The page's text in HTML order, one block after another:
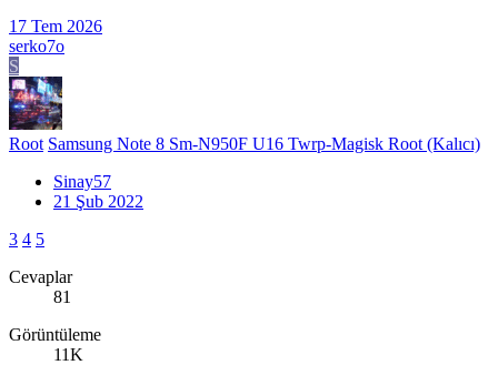
17 Tem 2026
serko7o
S
Root Samsung Note 8 Sm-N950F U16 Twrp-Magisk Root (Kalıcı)
Sinay57
21 Şub 2022
3 4 5
Cevaplar
81
Görüntüleme
11K